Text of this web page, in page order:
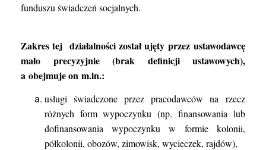
funduszu świadczeń socjalnych.
Zakres tej działalności został ujęty przez ustawodawcę
mało precyzyjnie (brak definicji ustawowych),
a obejmuje on m.in.:
usługi świadczone przez pracodawców na rzecz
różnych form wypoczynku (np. finansowania lub
dofinansowania wypoczynku w formie kolonii,
półkolonii, obozów, zimowisk, wycieczek, rajdów),